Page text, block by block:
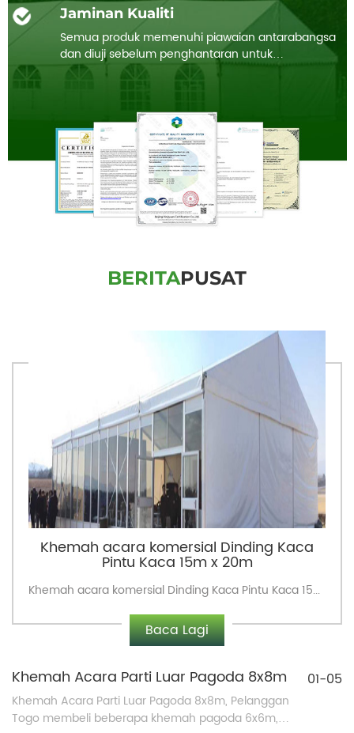
Jaminan Kualiti
Semua produk memenuhi piawaian antarabangsa
dan diuji sebelum penghantaran untuk
memastikan pematuhan 100%.
BERITAPUSAT
Khemah acara komersial Dinding Kaca
Pintu Kaca 15m x 20m
Khemah acara komersial Dinding Kaca Pintu Kaca 15m x 20m, Minggu lepas kilang kami memasang khemah acara 15m x 20m dengan kaca...
Baca Lagi
Khemah Acara Parti Luar Pagoda 8x8m
Khemah Acara Parti Luar Pagoda 8x8m, Pelanggan
Togo membeli beberapa khemah pagoda 6x6m,
01-05